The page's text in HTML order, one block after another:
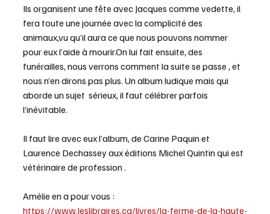
Ils organisent une fête avec Jacques comme vedette, il
fera toute une journée avec la complicité des
animaux,vu qu’il aura ce que nous pouvons nommer
pour eux l’aide à mourir.On lui fait ensuite, des
funérailles, nous verrons comment la suite se passe , et
nous n’en dirons pas plus. Un album ludique mais qui
aborde un sujet  sérieux, il faut célébrer parfois
l’inévitable.
Il faut lire avec eux l’album, de Carine Paquin et
Laurence Dechassey aux éditions Michel Quintin qui est
vétérinaire de profession .
Amélie en a pour vous :
https://www.leslibraires.ca/livres/la-ferme-de-la-haute-